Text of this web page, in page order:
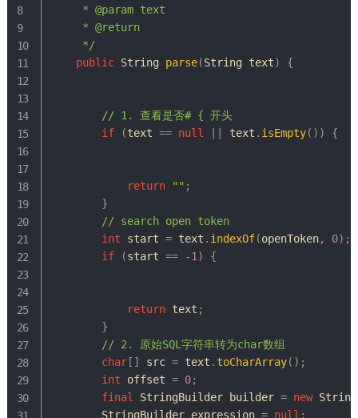
     * @param text
     * @return
     */
public String parse(String text) {
// 1. 查看是否# { 开头
if
(text == null text . isEmpty( ) ) {
return "" ;
}
// search open token
int start = text . indexOf(openToken, 0) ;
if
(start == -1 ) {
return text ;
}
// 2. 原始SQL字符串转为char数组
char[ ] src = text . toCharArray( ) ;
int offset = 0;
final
StringBuilder builder = new
StringBuilder expression = null ;